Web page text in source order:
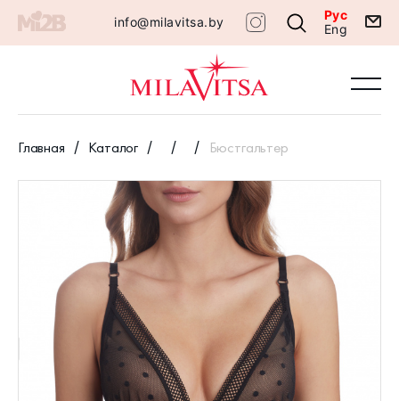
info@milavitsa.by
Рус
Eng
Главная Каталог Бюстгальтер